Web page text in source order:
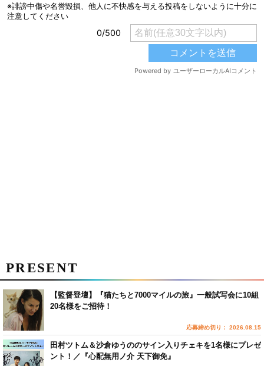
PRESENT
【監督登壇】『猫たちと7000マイルの旅』一般試写会に10組
20名様をご招待！
応募締め切り： 2026.08.15
田村ツトム＆沙倉ゆうののサイン入りチェキを1名様にプレゼ
ント！／『心配無用ノ介 天下御免』